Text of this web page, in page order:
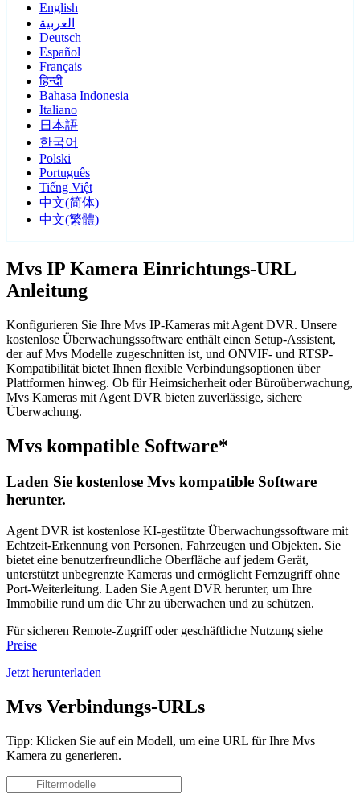
English
العربية
Deutsch
Español
Français
हिन्दी
Bahasa Indonesia
Italiano
日本語
한국어
Polski
Português
Tiếng Việt
中文(简体)
中文(繁體)
Mvs IP Kamera Einrichtungs-URL
Anleitung
Konfigurieren Sie Ihre Mvs IP-Kameras mit Agent DVR. Unsere
kostenlose Überwachungssoftware enthält einen Setup-Assistent,
der auf Mvs Modelle zugeschnitten ist, und ONVIF- und RTSP-
Kompatibilität bietet Ihnen flexible Verbindungsoptionen über
Plattformen hinweg. Ob für Heimsicherheit oder Büroüberwachung,
Mvs Kameras mit Agent DVR bieten zuverlässige, sichere
Überwachung.
Mvs kompatible Software*
Laden Sie kostenlose Mvs kompatible Software
herunter.
Agent DVR ist kostenlose KI-gestützte Überwachungssoftware mit
Echtzeit-Erkennung von Personen, Fahrzeugen und Objekten. Sie
bietet eine benutzerfreundliche Oberfläche auf jedem Gerät,
unterstützt unbegrenzte Kameras und ermöglicht Fernzugriff ohne
Port-Weiterleitung. Laden Sie Agent DVR herunter, um Ihre
Immobilie rund um die Uhr zu überwachen und zu schützen.
Für sicheren Remote-Zugriff oder geschäftliche Nutzung siehe
Preise
Jetzt herunterladen
Mvs Verbindungs-URLs
Tipp: Klicken Sie auf ein Modell, um eine URL für Ihre Mvs
Kamera zu generieren.